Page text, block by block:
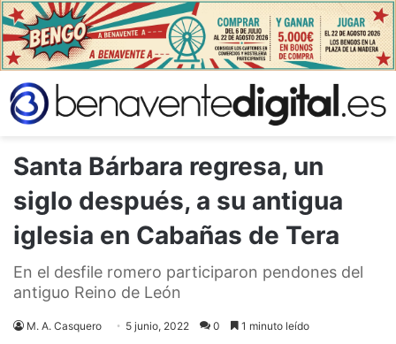
Santa Bárbara regresa, un
siglo después, a su antigua
iglesia en Cabañas de Tera
En el desfile romero participaron pendones del
antiguo Reino de León
M. A. Casquero 5 junio, 2022 0 1 minuto leído